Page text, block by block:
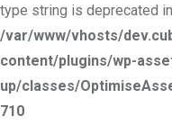
type string is deprecated in
/var/www/vhosts/
content/plugins/wp-
up/classes/
710